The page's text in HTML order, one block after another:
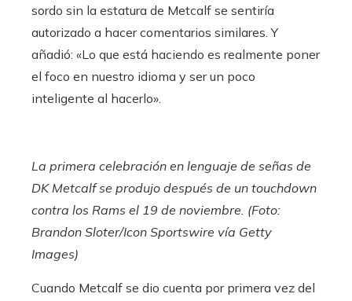
sordo sin la estatura de Metcalf se sentiría
autorizado a hacer comentarios similares. Y
añadió: «Lo que está haciendo es realmente poner
el foco en nuestro idioma y ser un poco
inteligente al hacerlo».
La primera celebración en lenguaje de señas de
DK Metcalf se produjo después de un touchdown
contra los Rams el 19 de noviembre. (Foto:
Brandon Sloter/Icon Sportswire vía Getty
Images)
Cuando Metcalf se dio cuenta por primera vez del